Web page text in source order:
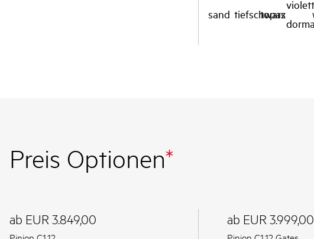
Preis Optionen*
ab EUR 3.849,00 ab EUR 3.999,00